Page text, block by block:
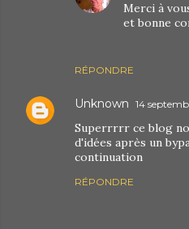
RÉPONDRE
Merci à
et bonne
Unknown 14
Superrrrr ce blog
d'idées après un
continuation
RÉPONDRE